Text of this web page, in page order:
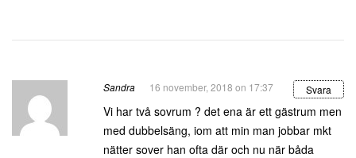
Sandra 16 november, 2018 on 17:37 Svara
Vi har två sovrum ? det ena är ett gästrum men
med dubbelsäng, iom att min man jobbar mkt
nätter sover han ofta där och nu när båda